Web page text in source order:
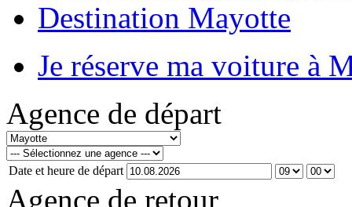
Destination Mayotte
Je réserve ma voiture à
Agence de départ
Date et heure de départ
Agence de retour